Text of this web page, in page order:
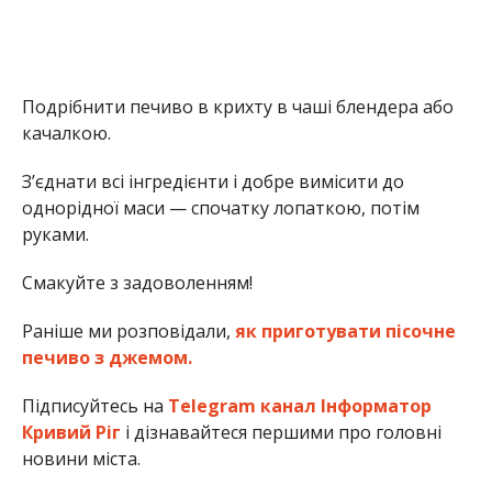
Подрібнити печиво в крихту в чаші блендера або
качалкою.
З’єднати всі інгредієнти і добре вимісити до
однорідної маси — спочатку лопаткою, потім
руками.
Смакуйте з задоволенням!
Раніше ми розповідали, як приготувати пісочне
печиво з джемом.
Підписуйтесь на Telegram канал Інформатор
Кривий Ріг і дізнавайтеся першими про головні
новини міста.